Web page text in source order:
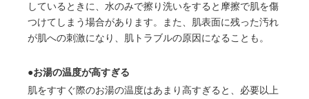
しているときに、水のみで擦り洗いをすると摩擦で肌を傷
つけてしまう場合があります。また、肌表面に残った汚れ
が肌への刺激になり、肌トラブルの原因になることも。
●お湯の温度が高すぎる
肌をすすぐ際のお湯の温度はあまり高すぎると、必要以上